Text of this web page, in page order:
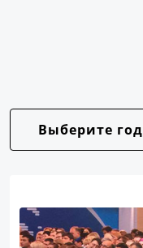
Выберите год